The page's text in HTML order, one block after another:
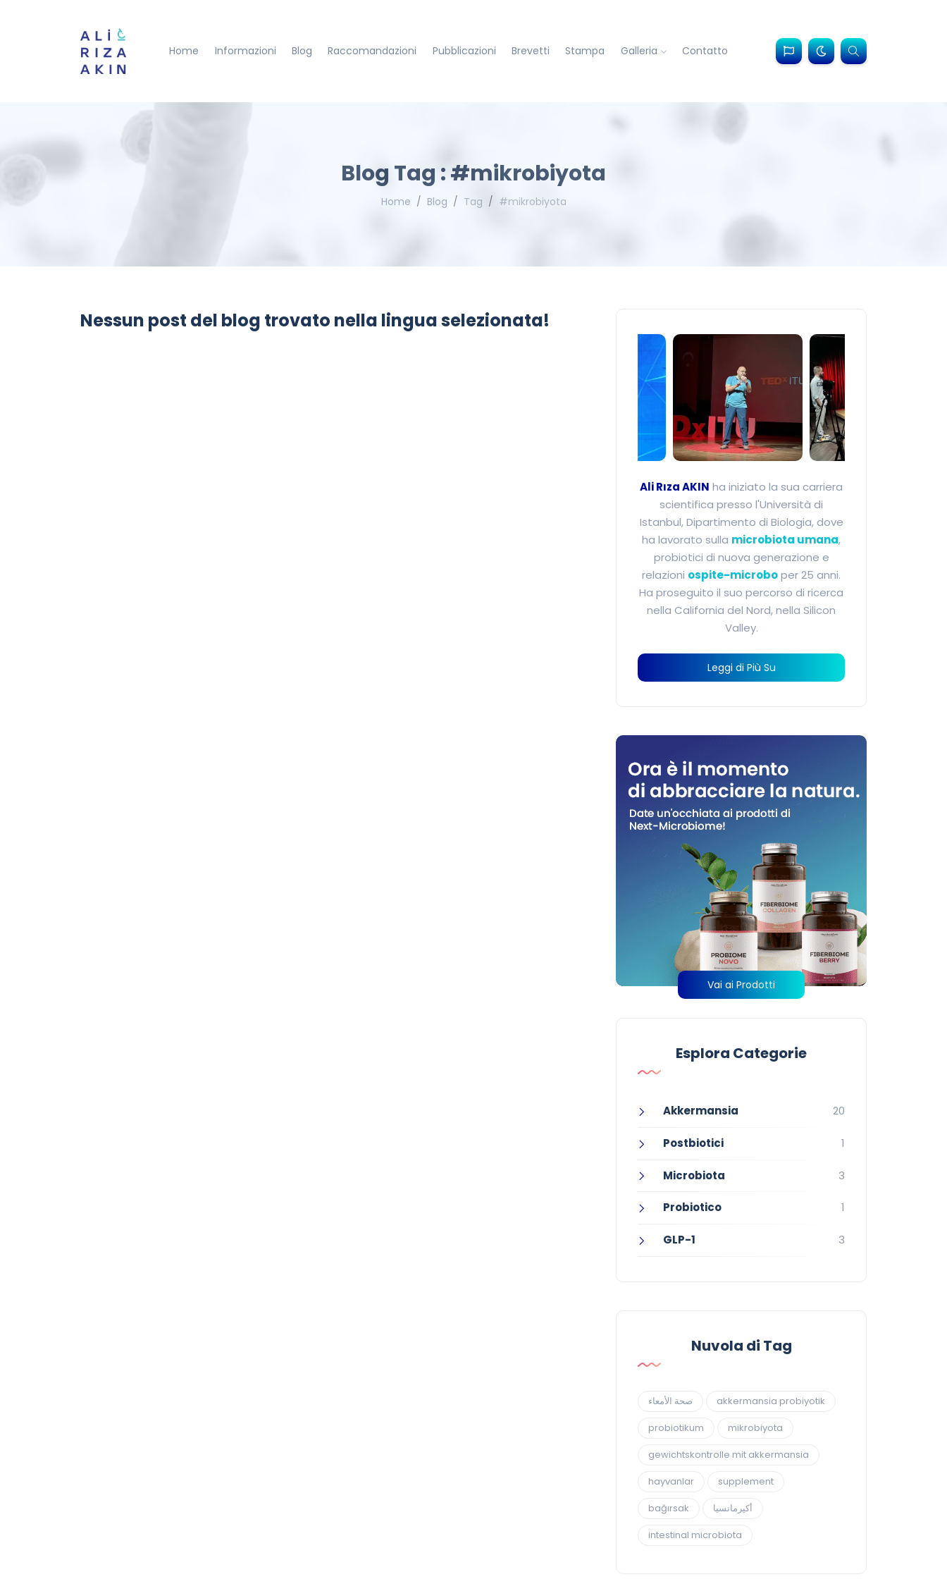
Home Informazioni Blog Raccomandazioni Pubblicazioni Brevetti Stampa Galleria Contatto
Blog Tag : #mikrobiyota
Home Blog Tag #mikrobiyota
Nessun post del blog trovato nella lingua selezionata!
Ali Rıza Akın -
Ali Rıza AKIN ha iniziato la sua carriera
scientifica presso l'Università di
Istanbul, Dipartimento di Biologia, dove
ha lavorato sulla microbiota umana,
probiotici di nuova generazione e
relazioni ospite-microboper 25 anni.
Ha proseguito il suo percorso di ricerca
nella California del Nord, nella Silicon
Valley.
Leggi di Più Su
Vai ai Prodotti
Esplora Categorie
Akkermansia 20
Postbiotici 1
Microbiota 3
Probiotico 1
GLP-1 3
Nuvola di Tag
صحة الأمعاء
akkermansia probiyotik
probiotikum
mikrobiyota
gewichtskontrolle mit akkermansia
hayvanlar
supplement
bağırsak
أكيرمانسيا
intestinal microbiota